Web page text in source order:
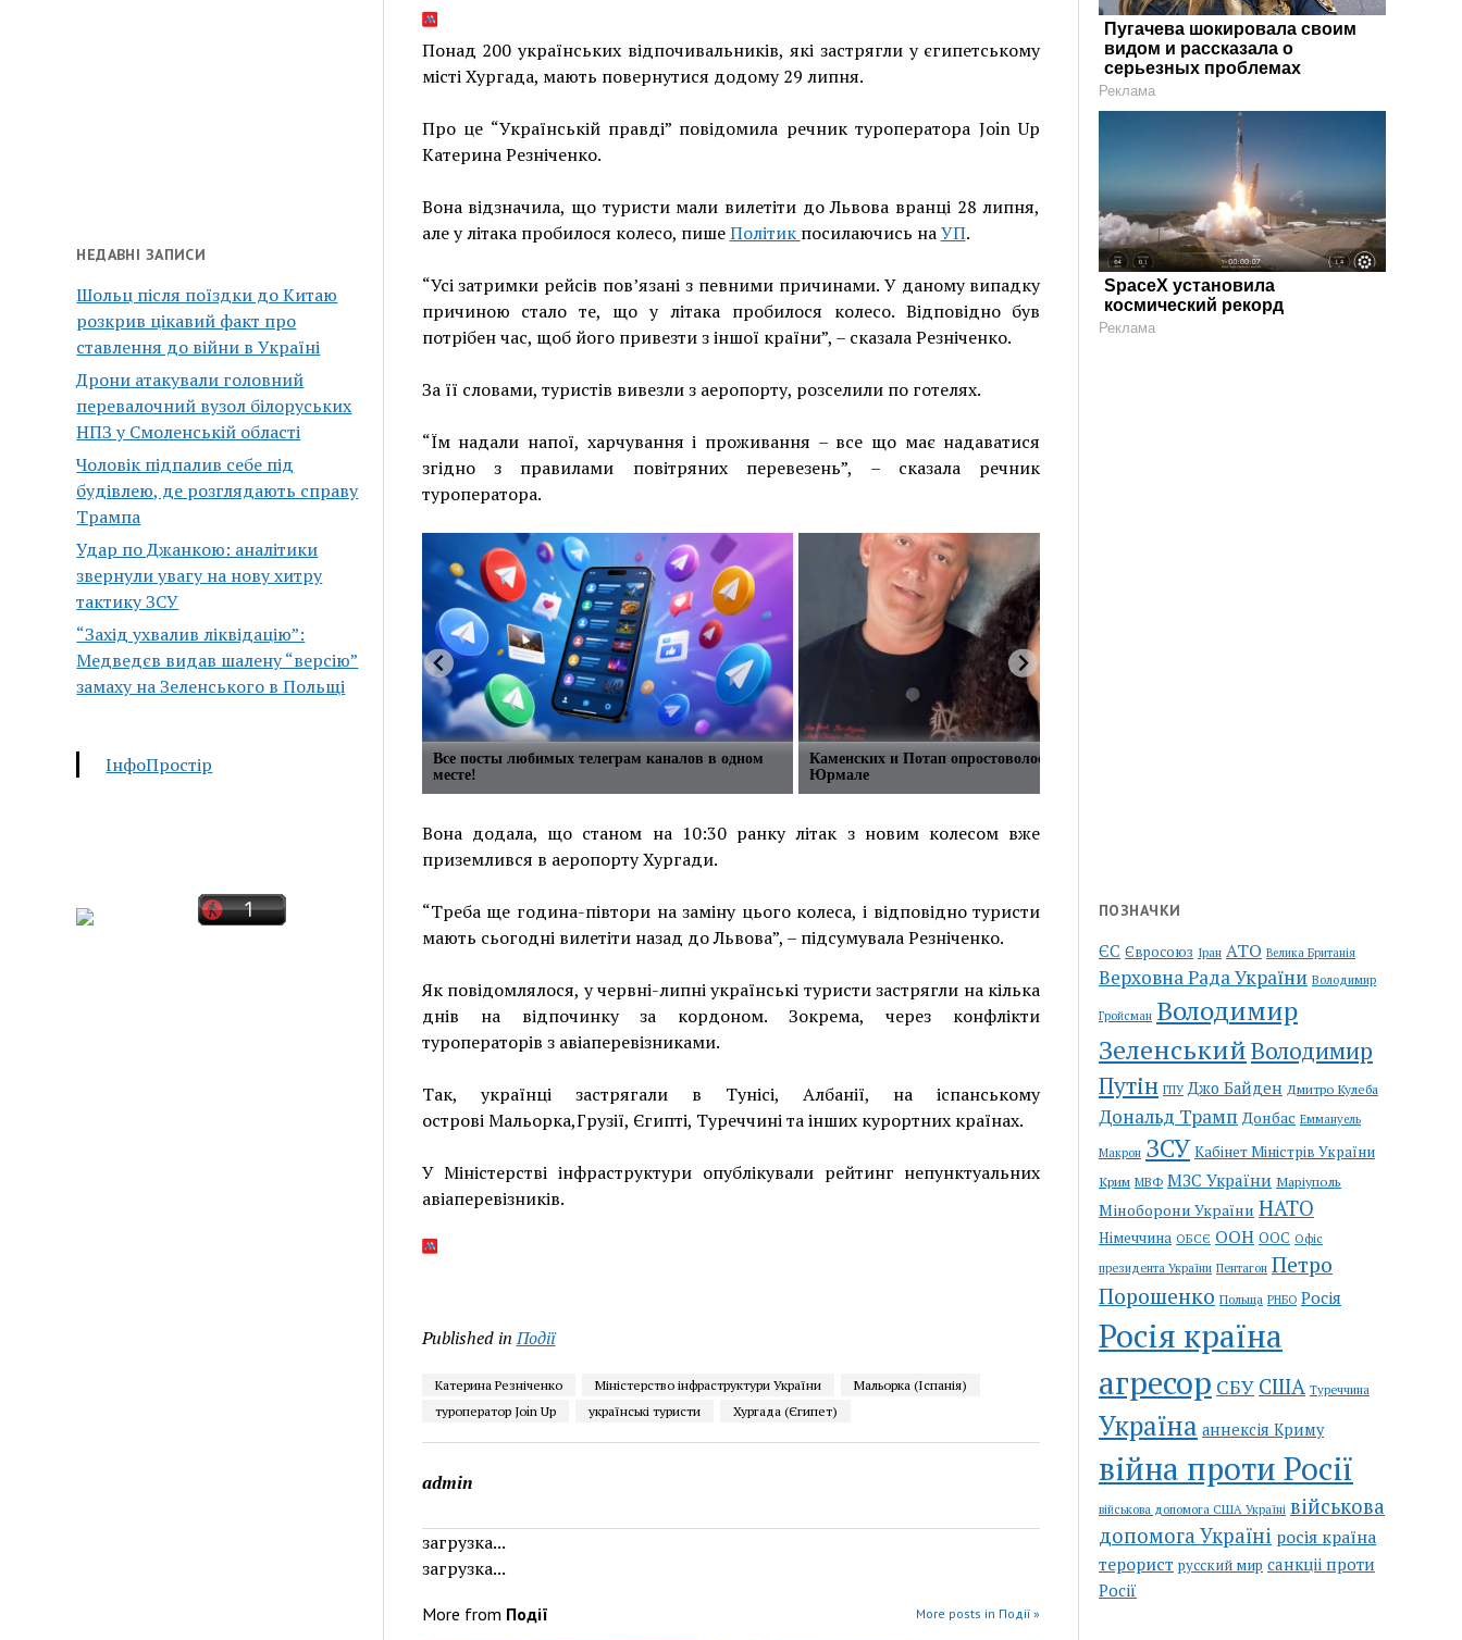
НЕДАВНІ ЗАПИСИ
Шольц після поїздки до Китаю
розкрив цікавий факт про
ставлення до війни в Україні
Дрони атакували головний
перевалочний вузол білоруських
НПЗ у Смоленській області
Чоловік підпалив себе під
будівлею, де розглядають справу
Трампа
Удар по Джанкою: аналітики
звернули увагу на нову хитру
тактику ЗСУ
“Захід ухвалив ліквідацію”:
Медведєв видав шалену “версію”
замаху на Зеленського в Польщі
ІнфоПростір
Понад 200 українських відпочивальників, які застрягли у єгипетському
місті Хургада, мають повернутися додому 29 липня.
Про це “Українській правді” повідомила речник туроператора Join Up
Катерина Резніченко.
Вона відзначила, що туристи мали вилетіти до Львова вранці 28 липня,
але у літака пробилося колесо, пишеПолітик посилаючись наУП.
“Усі затримки рейсів пов’язані з певними причинами. У даному випадку
причиною стало те, що у літака пробилося колесо. Відповідно був
потрібен час, щоб його привезти з іншої країни”, – сказала Резніченко.
За її словами, туристів вивезли з аеропорту, розселили по готелях.
“Їм надали напої, харчування і проживання – все що має надаватися
згідно з правилами повітряних перевезень”, – сказала речник
туроператора.
Все посты любимых телеграм каналов в одном
месте!
Каменских и Потап опростоволосились в
Юрмале
Вона додала, що станом на 10:30 ранку літак з новим колесом вже
приземлився в аеропорту Хургади.
“Треба ще година-півтори на заміну цього колеса, і відповідно туристи
мають сьогодні вилетіти назад до Львова”, – підсумувала Резніченко.
Як повідомлялося, у червні-липні українські туристи застрягли на кілька
днів на відпочинку за кордоном. Зокрема, через конфлікти
туроператорів з авіаперевізниками.
Так, українці застрягали в Тунісі, Албанії, на іспанському
острові Мальорка,Грузії, Єгипті, Туреччині та інших курортних країнах.
У Міністерстві інфраструктури опублікували рейтинг непунктуальних
авіаперевізників.
Published in Події
Катерина Резніченко Міністерство інфраструктури України
Мальорка (Іспанія)
туроператор Join Up
українські туристи Хургада (Єгипет)
admin
загрузка...
загрузка...
More from Події More posts in Події »
Пугачева шокировала своим
видом и рассказала о
серьезных проблемах
Реклама
SpaceX установила
космический рекорд
Реклама
ПОЗНАЧКИ
ЄС Євросоюз Іран АТО Велика Британія
Верховна Рада України Володимир
Гройсман Володимир
ЗеленськийВолодимир
Путін ГПУ Джо Байден Дмитро Кулеба
Дональд Трамп Донбас Еммануель
Макрон ЗСУ Кабінет Міністрів України
Крим МВФ МЗС України Маріуполь
Міноборони України НАТО
Німеччина ОБСЄ ООН ООС Офіс
президента України Пентагон Петро
Порошенко Польща РНБО Росія
Росія країна
агресор СБУ США Туреччина
Україна аннексія Криму
війна проти Росії
військова допомога США Україні військова
допомога Україні росія країна
терорист русский мир санкціі проти
Росії